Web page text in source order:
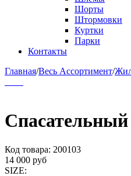
Шорты
Штормовки
Куртки
Парки
Контакты
Главная/Весь Ассортимент/
Код товара: 200103
14 000 руб
SIZE: